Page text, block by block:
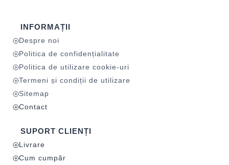
INFORMAȚII
Despre noi
Politica de confidențialitate
Politica de utilizare cookie-uri
Termeni și condiții de utilizare
Sitemap
Contact
SUPORT CLIENȚI
Livrare
Cum cumpăr